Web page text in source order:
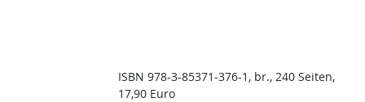
ISBN 978-3-85371-376-1, br., 240 Seiten,
17,90 Euro